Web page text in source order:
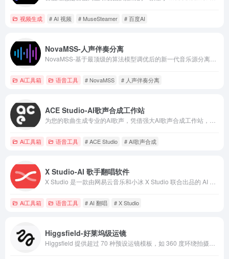
视频生成 # AI 视频 # MuseSteamer # 百度AI
NovaMSS-人声伴奏分离
Ai工具箱 语音工具 # NovaMSS # 人声伴奏分离
ACE Studio-AI歌声合成工作站
Ai工具箱 语音工具 # ACE Studio # AI歌声合成
X Studio-AI 歌手翻唱软件
Ai工具箱 语音工具 # AI 翻唱 # X Studio
Higgsfield-好莱坞级运镜